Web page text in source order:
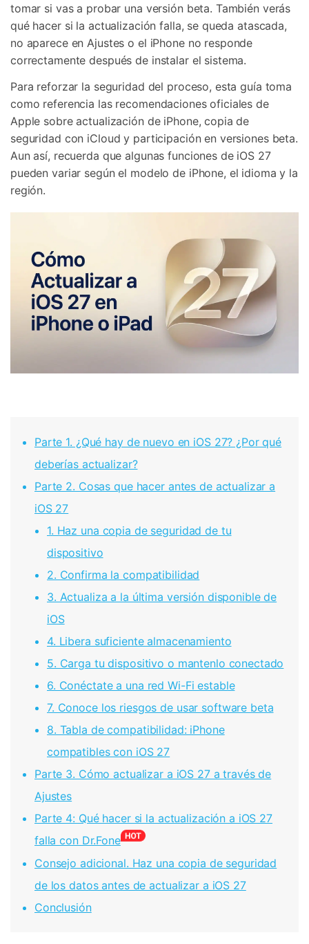
tomar si vas a probar una versión beta. También verás
qué hacer si la actualización falla, se queda atascada,
no aparece en Ajustes o el iPhone no responde
correctamente después de instalar el sistema.
Para reforzar la seguridad del proceso, esta guía toma
como referencia las recomendaciones oficiales de
Apple sobre actualización de iPhone, copia de
seguridad con iCloud y participación en versiones beta.
Aun así, recuerda que algunas funciones de iOS 27
pueden variar según el modelo de iPhone, el idioma y la
región.
Parte 1. ¿Qué hay de nuevo en iOS 27? ¿Por qué
deberías actualizar?
Parte 2. Cosas que hacer antes de actualizar a
iOS 27
1. Haz una copia de seguridad de tu
dispositivo
2. Confirma la compatibilidad
3. Actualiza a la última versión disponible de
iOS
4. Libera suficiente almacenamiento
5. Carga tu dispositivo o mantenlo conectado
6. Conéctate a una red Wi-Fi estable
7. Conoce los riesgos de usar software beta
8. Tabla de compatibilidad: iPhone
compatibles con iOS 27
Parte 3. Cómo actualizar a iOS 27 a través de
Ajustes
Parte 4: Qué hacer si la actualización a iOS 27
falla con Dr.Fone
Consejo adicional. Haz una copia de seguridad
de los datos antes de actualizar a iOS 27
Conclusión